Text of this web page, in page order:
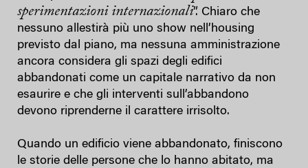
sperimentazioni internazionali”. Chiaro che
nessuno allestirà più uno show nell’housing
previsto dal piano, ma nessuna amministrazione
ancora considera gli spazi degli edifici
abbandonati come un capitale narrativo da non
esaurire e che gli interventi sull’abbandono
devono riprenderne il carattere irrisolto.
Quando un edificio viene abbandonato, finiscono
le storie delle persone che lo hanno abitato, ma